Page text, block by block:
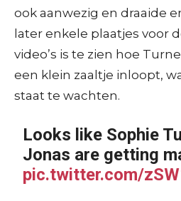
ook aanwezig en draaide
later enkele plaatjes voor
video’s is te zien hoe
een klein zaaltje inloopt,
staat te wachten.
Looks like Sophie
Jonas are getting
pic.twitter.com/